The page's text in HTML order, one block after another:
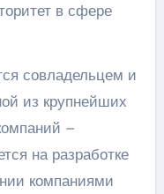
в сфере
совладельцем и
из крупнейших
–
на разработке
компаниями